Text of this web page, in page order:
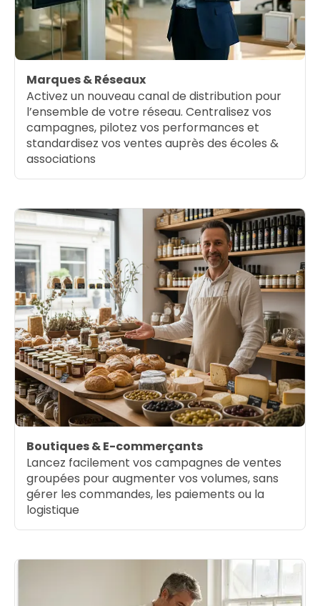
Marques & Réseaux
Activez un nouveau canal de distribution pour
l’ensemble de votre réseau. Centralisez vos
campagnes, pilotez vos performances et
standardisez vos ventes auprès des écoles &
associations
Boutiques & E-commerçants
Lancez facilement vos campagnes de ventes
groupées pour augmenter vos volumes, sans
gérer les commandes, les paiements ou la
logistique